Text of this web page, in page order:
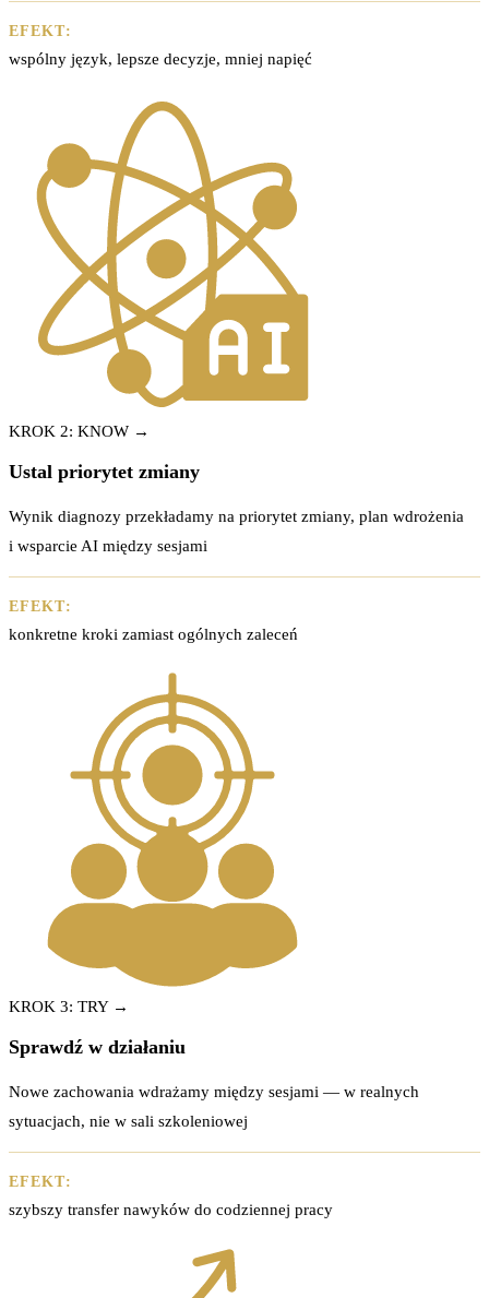
EFEKT:
wspólny język, lepsze decyzje, mniej napięć
KROK 2: KNOW →
Ustal priorytet zmiany
Wynik diagnozy przekładamy na priorytet zmiany, plan wdrożenia
i wsparcie AI między sesjami
EFEKT:
konkretne kroki zamiast ogólnych zaleceń
KROK 3: TRY →
Sprawdź w działaniu
Nowe zachowania wdrażamy między sesjami — w realnych
sytuacjach, nie w sali szkoleniowej
EFEKT:
szybszy transfer nawyków do codziennej pracy